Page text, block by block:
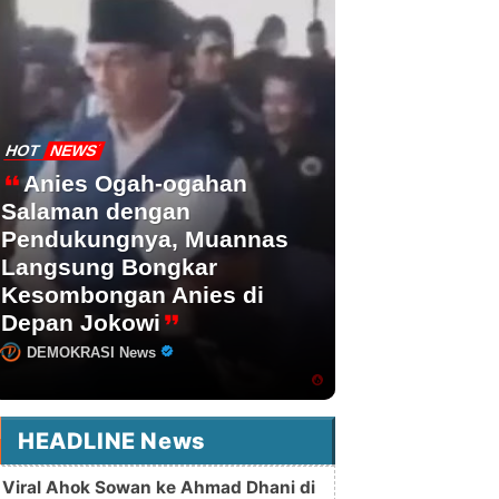
HOT NEWS
Anies Ogah-ogahan
Salaman dengan
Pendukungnya, Muannas
Langsung Bongkar
Kesombongan Anies di
Depan Jokowi
DEMOKRASI News
HEADLINE News
Viral Ahok Sowan ke Ahmad Dhani di